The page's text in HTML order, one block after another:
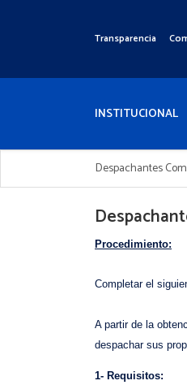
Menú
Transparencia
Menú
INSTITUCIONAL
Despachantes
Procedimiento:
Completar el
A partir de la
despachar sus
1- Requisitos: